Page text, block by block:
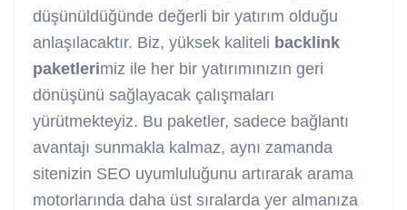
düşünüldüğünde değerli bir yatırım olduğu
anlaşılacaktır. Biz, yüksek kaliteli backlink
paketlerimiz ile her bir yatırımınızın geri
dönüşünü sağlayacak çalışmaları
yürütmekteyiz. Bu paketler, sadece bağlantı
avantajı sunmakla kalmaz, aynı zamanda
sitenizin SEO uyumluluğunu artırarak arama
motorlarında daha üst sıralarda yer almanıza